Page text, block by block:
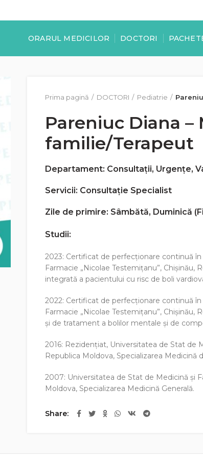
ORARUL MEDICILOR DOCTORI
Prima pagină DOCTORI Pediatrie
Pareniuc Diana –
familie/Terapeut
Departament: Consultații, Urgențe,
Servicii: Consultație Specialist
Zile de primire: Sâmbătă, Duminică (
Studii:
2023: Certificat de perfecționare continuă
Farmacie „Nicolae Testemiţanu”, Chişinău,
integrată a pacientului cu risc de boli
2022: Certificat de perfecționare continuă
Farmacie „Nicolae Testemiţanu”,
și de tratament a bolilor mentale și de
2016: Rezidențiat, Universitatea de Stat de
Republica Moldova, Specializarea Medicină
2007: Universitatea de Stat de Medicină şi
Moldova, Specializarea Medicină Generală.
Share